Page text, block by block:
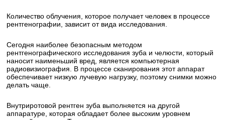
Количество облучения, которое получает человек в процессе
рентгенографии, зависит от вида исследования.
Сегодня наиболее безопасным методом
рентгенографического исследования зуба и челюсти, который
наносит наименьший вред, является компьютерная
радиовизиография. В процессе сканирования этот аппарат
обеспечивает низкую лучевую нагрузку, поэтому снимки можно
делать чаще.
Внутриротовой рентген зуба выполняется на другой
аппаратуре, которая обладает более высоким уровнем